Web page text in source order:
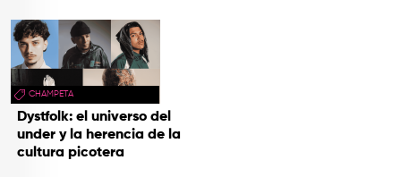
CHAMPETA
Dystfolk: el universo del
under y la herencia de la
cultura picotera